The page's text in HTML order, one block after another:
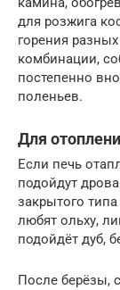
для розжига
горения
комбинации,
постепенно
поленьев.
Для
Если печь
подойдут
закрытого
любят ольху,
подойдёт дуб,
После берёзы,